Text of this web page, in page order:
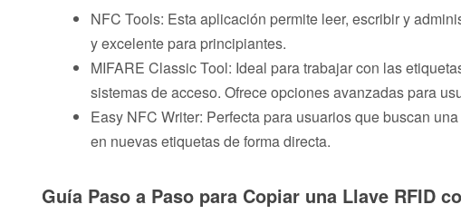
NFC Tools: Esta aplicación permite leer, escribir y
y excelente para principiantes.
MIFARE Classic Tool: Ideal para trabajar con las
sistemas de acceso. Ofrece opciones avanzadas para
Easy NFC Writer: Perfecta para usuarios que buscan
en nuevas etiquetas de forma directa.
Guía Paso a Paso para Copiar una Llave RFID